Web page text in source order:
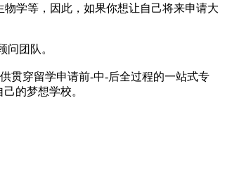
学等，因此，如果你想让自己将来申请大
团队。
贯穿留学申请前-中-后全过程的一站式专
的梦想学校。